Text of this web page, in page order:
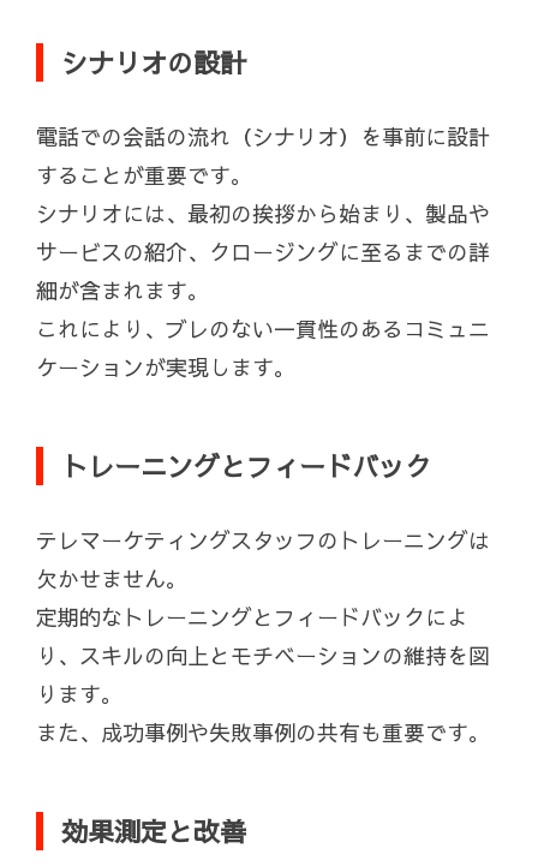
シナリオの設計
電話での会話の流れ（シナリオ）を事前に設計
することが重要です。
シナリオには、最初の挨拶から始まり、製品や
サービスの紹介、クロージングに至るまでの詳
細が含まれます。
これにより、ブレのない一貫性のあるコミュニ
ケーションが実現します。
トレーニングとフィードバック
テレマーケティングスタッフのトレーニングは
欠かせません。
定期的なトレーニングとフィードバックによ
り、スキルの向上とモチベーションの維持を図
ります。
また、成功事例や失敗事例の共有も重要です。
効果測定と改善